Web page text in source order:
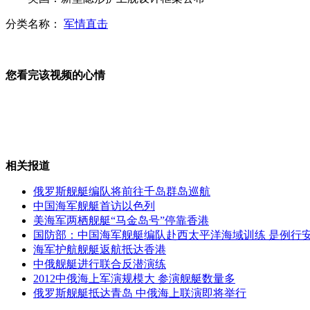
美大选两党推出华裔女政客拉选票
日本采取部分措施与韩国"绝交"
韩国消极比赛羽毛球队员获减刑
分类名称： 军情直击
您看完该视频的心情
相关报道
俄罗斯舰艇编队将前往千岛群岛巡航
中国海军舰艇首访以色列
美海军两栖舰艇“马金岛号”停靠香港
国防部：中国海军舰艇编队赴西太平洋海域训练 是例行
海军护航舰艇返航抵达香港
中俄舰艇进行联合反潜演练
2012中俄海上军演规模大 参演舰艇数量多
俄罗斯舰艇抵达青岛 中俄海上联演即将举行